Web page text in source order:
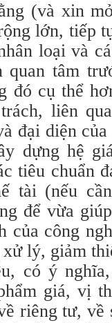
(và xin
lớn, tiếp
loại và
quan tâm
đó cụ thể
liên
đại diện
dựng hệ
tiêu chuẩn
tài (nếu
để vừa
của công
lý, giảm
có ý
giá, vị
riêng tư, về